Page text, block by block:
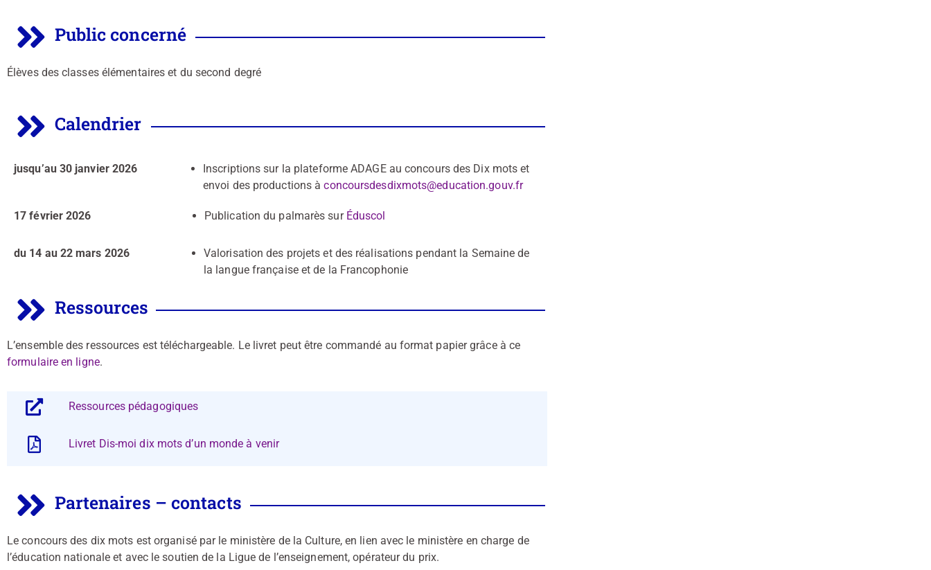
Public concerné
Élèves des classes élémentaires et du second degré
Calendrier
jusqu’au 30 janvier 2026
Inscriptions sur la plateforme ADAGE au concours des Dix mots et
envoi des productions àconcoursdesdixmots@education.gouv.fr
17 février 2026 Publication du palmarès sur Éduscol
du 14 au 22 mars 2026
Valorisation des projets et des réalisations pendant la Semaine de
la langue française et de la Francophonie
Ressources
L’ensemble des ressources est téléchargeable. Le livret peut être commandé au format papier grâce à ce
formulaire en ligne.
Ressources pédagogiques
Livret Dis-moi dix mots d’un monde à venir
Partenaires – contacts
Le concours des dix mots est organisé par le ministère de la Culture, en lien avec le ministère en charge de
l’éducation nationale et avec le soutien de la Ligue de l’enseignement, opérateur du prix.